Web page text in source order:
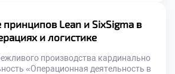
операционных звеньев. Ошибка на
в доставке разрушают репутацию
сотрудников […]
Lean и SixSigma в
и логистике
производства кардинально
«Операционная деятельность в